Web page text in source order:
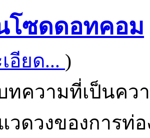
โซดดอทคอม
อียด... )
ทความที่เป็นคว
วดวงของการท่